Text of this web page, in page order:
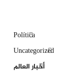
Política
Uncategorized
أخبار العالم